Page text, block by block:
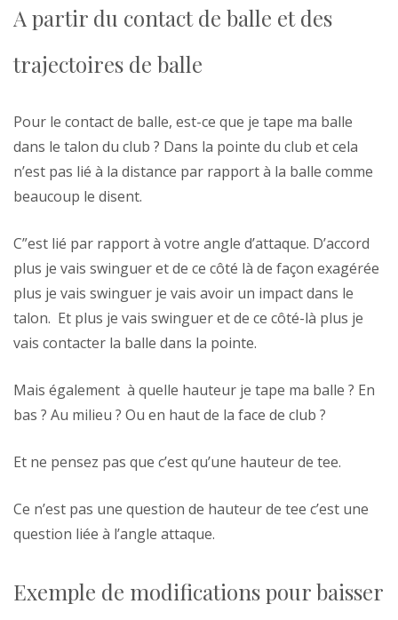
A partir du contact de balle et des
trajectoires de balle
Pour le contact de balle, est-ce que je tape ma balle
dans le talon du club ? Dans la pointe du club et cela
n’est pas lié à la distance par rapport à la balle comme
beaucoup le disent.
C”est lié par rapport à votre angle d’attaque. D’accord
plus je vais swinguer et de ce côté là de façon exagérée
plus je vais swinguer je vais avoir un impact dans le
talon. Et plus je vais swinguer et de ce côté-là plus je
vais contacter la balle dans la pointe.
Mais également à quelle hauteur je tape ma balle ? En
bas ? Au milieu ? Ou en haut de la face de club ?
Et ne pensez pas que c’est qu’une hauteur de tee.
Ce n’est pas une question de hauteur de tee c’est une
question liée à l’angle attaque.
Exemple de modifications pour baisser